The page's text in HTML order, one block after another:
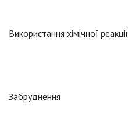
Використання хімічної реакції
Забруднення